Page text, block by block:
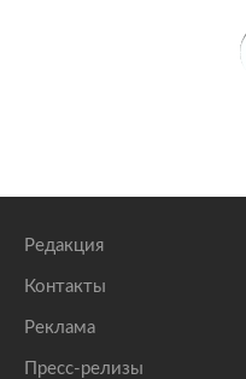
Редакция
Контакты
Реклама
Пресс-релизы